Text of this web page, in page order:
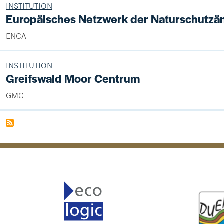
INSTITUTION
Europäisches Netzwerk der
ENCA
INSTITUTION
Greifswald Moor Centrum
GMC